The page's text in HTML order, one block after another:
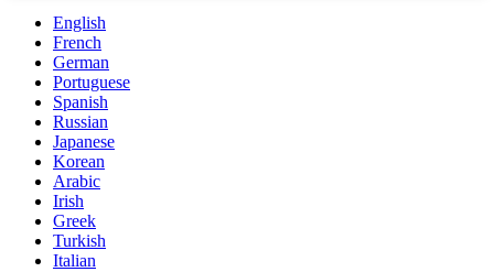
English
French
German
Portuguese
Spanish
Russian
Japanese
Korean
Arabic
Irish
Greek
Turkish
Italian